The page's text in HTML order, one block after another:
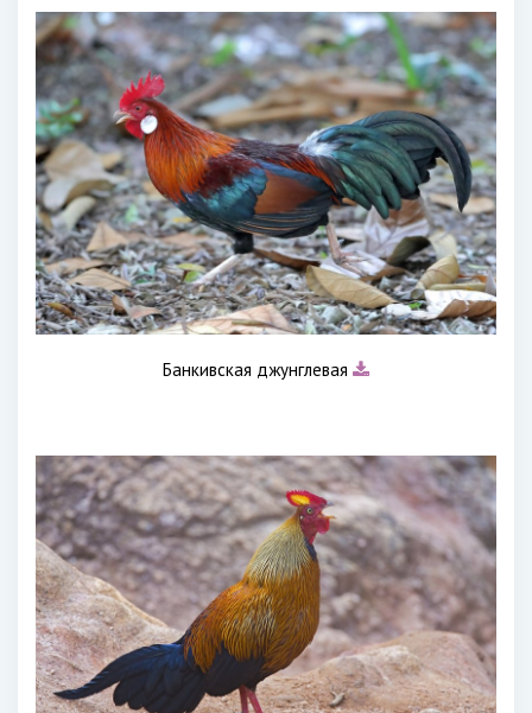
Банкивская джунглевая